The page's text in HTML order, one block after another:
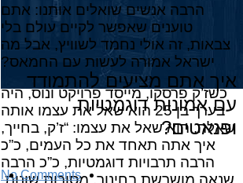
איך אתם מציעים להתמודד
עם אמונות דוגמטיות
ופנאטים?
No Comments
הרבה אנשים שואלים אותנו: אתם
טוענים שאפשר לקיים עולם בלי
צבאות, זה אולי נחמד לשוויץ, אבל מה
ישראל אמורה לעשות עם החמאס?
כשז’ק פרסקו, מייסד פרויקט ונוס, היה
בערך בן 25 הוא שאל את עצמו אותה
שאלה. הוא שאל את עצמו: “ז’ק, בחייך,
איך אתה תאחד את כל העמים, כ”כ
הרבה תרבויות דוגמטיות, כ”כ הרבה